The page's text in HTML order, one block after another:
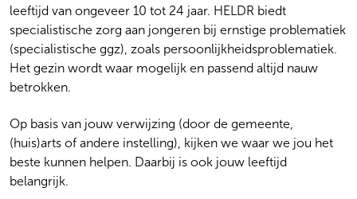
leeftijd van ongeveer 10 tot 24 jaar. HELDR biedt
specialistische zorg aan jongeren bij ernstige problematiek
(specialistische ggz), zoals persoonlijkheidsproblematiek.
Het gezin wordt waar mogelijk en passend altijd nauw
betrokken.
Op basis van jouw verwijzing (door de gemeente,
(huis)arts of andere instelling), kijken we waar we jou het
beste kunnen helpen. Daarbij is ook jouw leeftijd
belangrijk.